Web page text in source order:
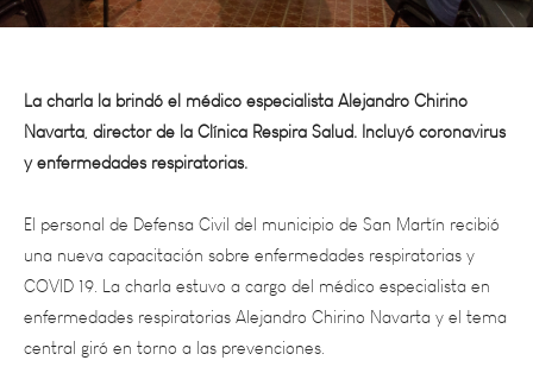
La charla la brindó el médico especialista Alejandro Chirino
Navarta, director de la Clínica Respira Salud. Incluyó coronavirus
y enfermedades respiratorias.
El personal de Defensa Civil del municipio de San Martín recibió
una nueva capacitación sobre enfermedades respiratorias y
COVID 19. La charla estuvo a cargo del médico especialista en
enfermedades respiratorias Alejandro Chirino Navarta y el tema
central giró en torno a las prevenciones.